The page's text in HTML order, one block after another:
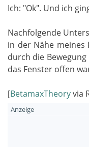
Ich: "Ok". Und ich
Nachfolgende
in der Nähe meines
durch die
das Fenster offen
[BetamaxTheoryvia